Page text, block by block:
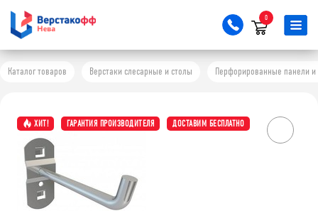
0
Каталог товаров Верстаки слесарные и столы Перфорированные панели и
ХИТ! ГАРАНТИЯ ПРОИЗВОДИТЕЛЯ ДОСТАВИМ БЕСПЛАТНО